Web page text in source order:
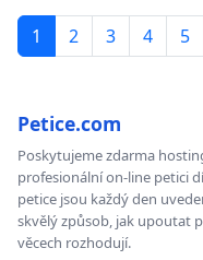
1 2 3 4 5
Petice.com
Poskytujeme zdarma
profesionální on-line petici
petice jsou každý den
skvělý způsob, jak upoutat
věcech rozhodují.